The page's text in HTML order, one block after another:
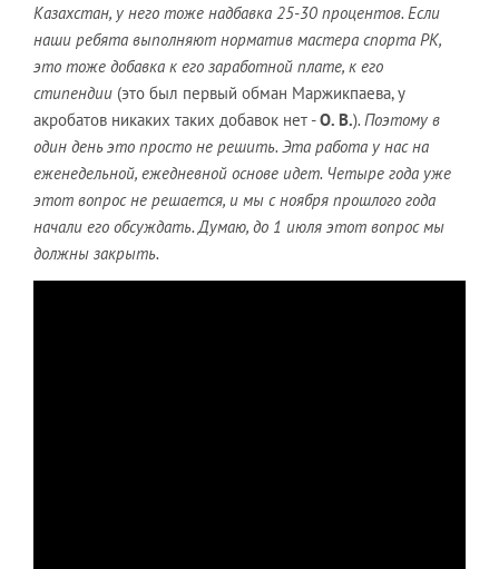
Казахстан, у него тоже надбавка 25-30 процентов. Если
наши ребята выполняют норматив мастера спорта РК,
это тоже добавка к его заработной плате, к его
стипендии (это был первый обман Маржикпаева, у
акробатов никаких таких добавок нет -О. В.). Поэтому в
один день это просто не решить. Эта работа у нас на
еженедельной, ежедневной основе идет. Четыре года уже
этот вопрос не решается, и мы с ноября прошлого года
начали его обсуждать. Думаю, до 1 июля этот вопрос мы
должны закрыть.